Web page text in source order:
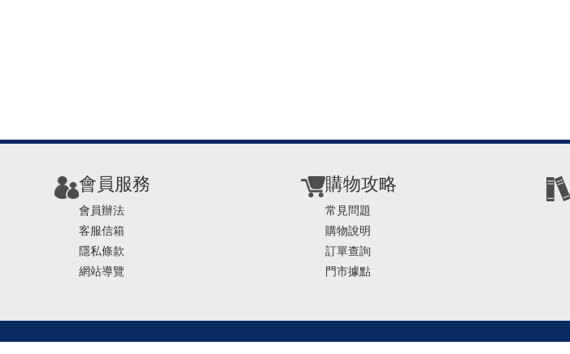
會員服務
會員辦法
客服信箱
隱私條款
網站導覽
購物攻略
常見問題
購物說明
訂單查詢
門市據點